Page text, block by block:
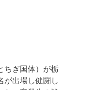
ちぎ国体）が栃
が出場し健闘し